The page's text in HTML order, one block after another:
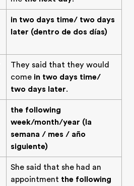
in two days time/ two days
later (dentro de dos días)
They said that they would
come in two days time/
two days later.
the following
week/month/year (la
semana / mes / año
siguiente)
She said that she had an
appointment the following